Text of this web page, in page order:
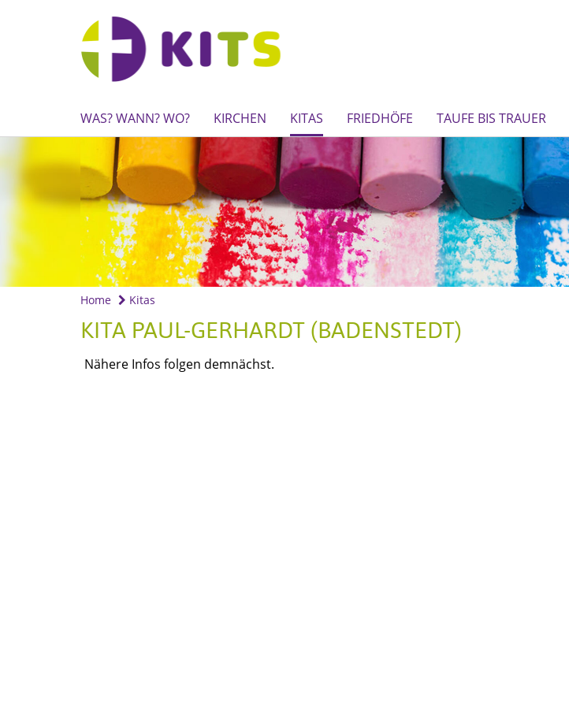
WAS? WANN? WO? KIRCHEN KITAS FRIEDHÖFE TAUFE BIS TRAUER
Home Kitas
KITA PAUL-GERHARDT (BADENSTEDT)
Nähere Infos folgen demnächst.